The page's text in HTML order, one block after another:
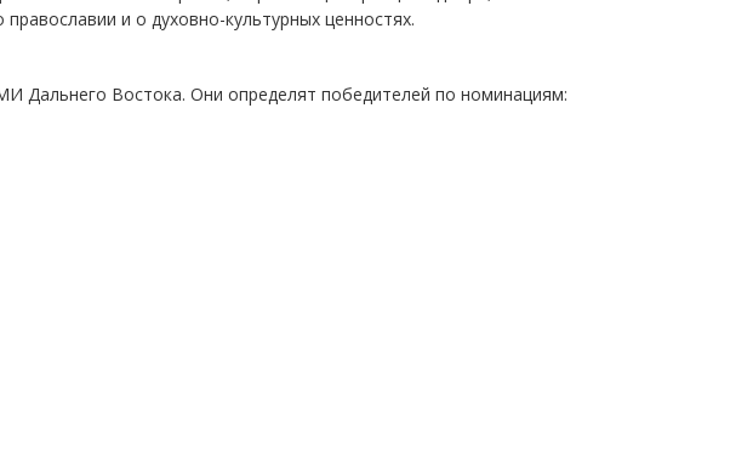
и о духовно-культурных ценностях.
Дальнего Востока. Они определят победителей по номинациям: